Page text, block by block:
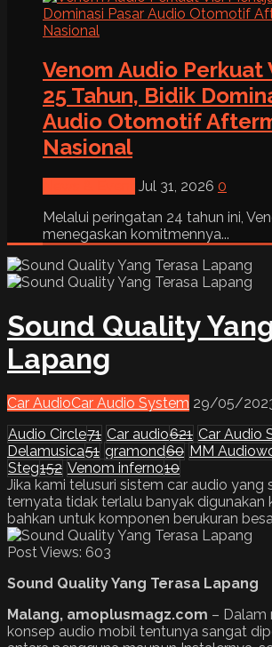
Venom Audio Perkuat
25 Tahun, Bidik
Audio Otomotif
Nasional
Jul 31, 2026 0
Melalui peringatan 24 tahun ini,
menegaskan komitmennya...
Sound Quality
Lapang
Car AudioCar Audio System 29/05/
Audio Circle71 Car audio621 Car Audio
Delamusica51 gramond60 MM
Steg152 Venom inferno10
Jika kami telusuri sistem car audio yang
ternyata tidak terlalu banyak digunakan
bahkan untuk komponen berukuran
Post Views: 603
Sound Quality Yang Terasa Lapang
Malang, amoplusmagz.com – Dalam
konsep audio mobil tentunya sangat